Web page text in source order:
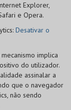
Explorer,
e Opera.
Desativar o
implica
do utilizador.
assinalar a
que o navegador
não sendo